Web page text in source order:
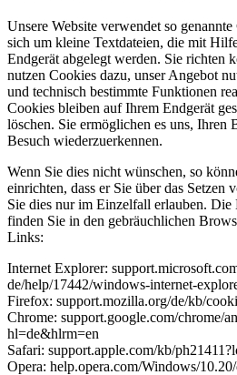
Unsere Website verwendet so
sich um kleine Textdateien, die mit
Endgerät abgelegt werden. Sie richten
nutzen Cookies dazu, unser Angebot
und technisch bestimmte Funktionen
Cookies bleiben auf Ihrem Endgerät
löschen. Sie ermöglichen es uns, Ihren
Besuch wiederzuerkennen.
Wenn Sie dies nicht wünschen, so
einrichten, dass er Sie über das Setzen
Sie dies nur im Einzelfall erlauben.
finden Sie in den gebräuchlichen
Links:
Internet Explorer:
de/help/17442/windows-internet-
Firefox: support.mozilla.org/de/kb/
Chrome: support.google.com/chrome/
hl=de&hlrm=en
Safari: support.apple.com/kb/
Opera: help.opera.com/Windows/